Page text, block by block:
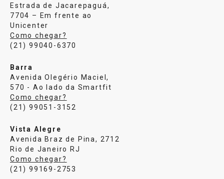
Estrada de Jacarepaguá,
7704 – Em frente ao
Unicenter
Como chegar?
(21) 99040-6370
Barra
Avenida Olegério Maciel,
570 - Ao lado da Smartfit
Como chegar?
(21) 99051-3152
Vista Alegre
Avenida Braz de Pina, 2712
Rio de Janeiro RJ
Como chegar?
(21) 99169-2753